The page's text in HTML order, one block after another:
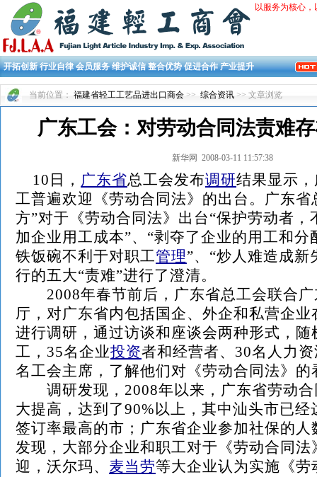
以服务为核心
开拓创新 行业自律 会员服务 维护诚信 整合优势 促进合作 产业提升
当前位置： 福建省轻工工艺品进出口商会 >> 综合资讯 >> 文章浏览
广东工会：对劳动合同法责难
新华网 2008-03-11 11:57:38
10日， 广东省总工会发布调研结果显示
工普遍欢迎《劳动合同法》的出台。广东省
方”对于《劳动合同法》出台“保护劳动者，
加企业用工成本”、“剥夺了企业的用工和分
铁饭碗不利于对职工管理”、“炒人难造成新
行的五大“责难”进行了澄清。
2008年春节前后，广东省总工会联合广
厅，对广东省内包括国企、外企和私营企业
进行调研，通过访谈和座谈会两种形式，随
工，35名企业投资者和经营者、30名人力
名工会主席，了解他们对《劳动合同法》的
调研发现，2008年以来，广东省劳动合
大提高，达到了90%以上，其中汕头市已经
签订率最高的市；广东省企业参加社保的人
发现，大部分企业和职工对于《劳动合同法
迎，沃尔玛、 麦当劳等大企业认为实施《劳